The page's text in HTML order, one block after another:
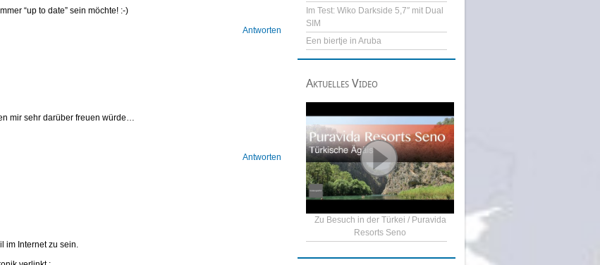
“up to date” sein möchte! :-)
Antworten
mir sehr darüber freuen würde…
Antworten
im Internet zu sein.
Im Test: Wiko Darkside 5,7″ mit Dual
SIM
Een biertje in Aruba
Aktuelles Video
Zu Besuch in der Türkei / Puravida
Resorts Seno